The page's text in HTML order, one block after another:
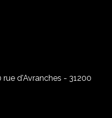
d'Avranches - 31200